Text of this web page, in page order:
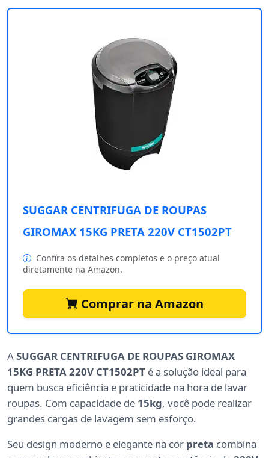
SUGGAR CENTRIFUGA DE ROUPAS
GIROMAX 15KG PRETA 220V CT1502PT
Confira os detalhes completos e o preço atual
diretamente na Amazon.
Comprar na Amazon
ASUGGAR CENTRIFUGA DE ROUPAS GIROMAX
15KG PRETA 220V CT1502PT é a solução ideal para
quem busca eficiência e praticidade na hora de lavar
roupas. Com capacidade de 15kg, você pode realizar
grandes cargas de lavagem sem esforço.
Seu design moderno e elegante na cor preta combina